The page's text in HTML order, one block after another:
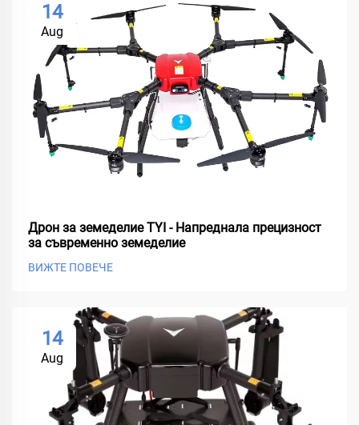
14
Aug
Дрон за земеделие TYI - Напреднала прецизност
за съвременно земеделие
ВИЖТЕ ПОВЕЧЕ
14
Aug